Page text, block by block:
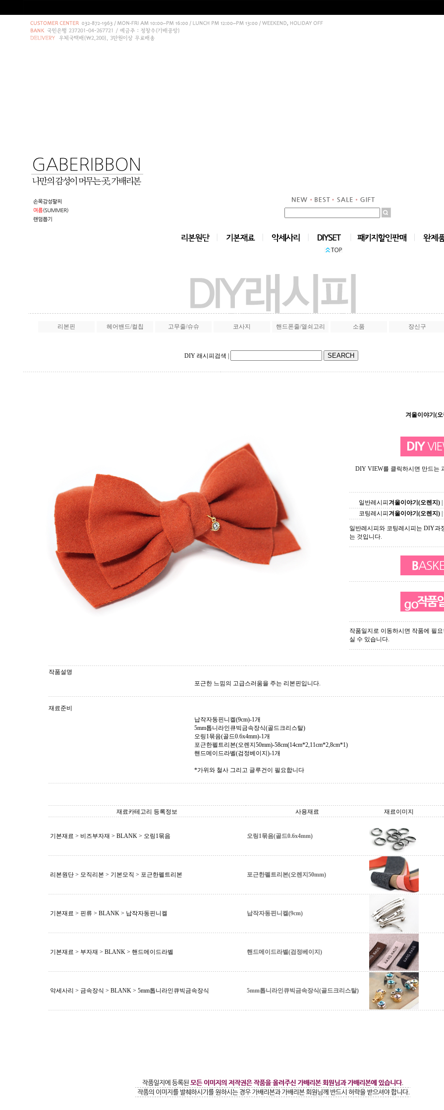
상품검색
리본핀 헤어밴드/컬칩 고무줄/슈슈 코사지 핸드폰줄/열쇠고리 소품 장신구
DIY 래시피검색
겨울이야기(
DIY VIEW를 클릭하시면 만드는
일반레시피 겨울이야기(오렌지)|
코팅레시피 겨울이야기(오렌지)|
일반레시피와 코팅레시피는 DIY과
는 것입니다.
작품일지로 이동하시면 작품에 필
실 수 있습니다.
작품설명
포근한 느낌의 고급스러움을 주는 리본핀입니다.
재료준비
납작자동핀니켈(9cm)-1개
5mm톱니라인큐빅금속장식(골드크리스탈)
오링1묶음(골드0.6x4mm)-1개
포근한펠트리본(오렌지50mm)-58cm(14cm*2,11cm*2,8cm*1)
핸드메이드라벨(검정베이지)-1개
*가위와 철사 그리고 글루건이 필요합니다
재료카테고리 등록정보 사용재료 재료이미지
기본재료 > 비즈부자재 > BLANK > 오링1묶음 오링1묶음(골드0.6x4mm)
리본원단 > 모직리본 > 기본모직 > 포근한펠트리본 포근한펠트리본(오렌지50mm)
기본재료 > 핀류 > BLANK > 납작자동핀니켈 납작자동핀니켈(9cm)
기본재료 > 부자재 > BLANK > 핸드메이드라벨 핸드메이드라벨(검정베이지)
악세사리 > 금속장식 > BLANK > 5mm톱니라인큐빅금속장식 5mm톱니라인큐빅금속장식(골드크리스탈)